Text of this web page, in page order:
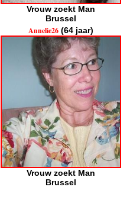
Vrouw zoekt Man
Brussel
Annelie26 (64 jaar)
Vrouw zoekt Man
Brussel